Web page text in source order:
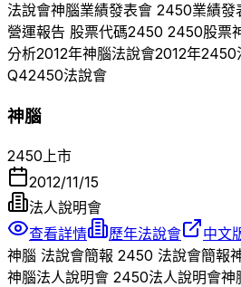
法說會神腦業績發表會 2450業績發
營運報告 股票代碼2450 2450股票
分析2012年神腦法說會2012年2450
Q42450法說會
神腦
2450 上市
2012/11/15
法人說明會
查看詳情
歷年法說會 中文
神腦 法說會簡報 2450 法說會簡報
神腦法人說明會 2450法人說明會神